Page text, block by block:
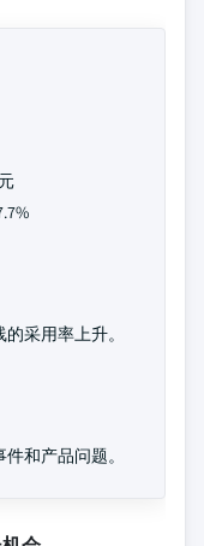
采用率上升。
和产品问题。